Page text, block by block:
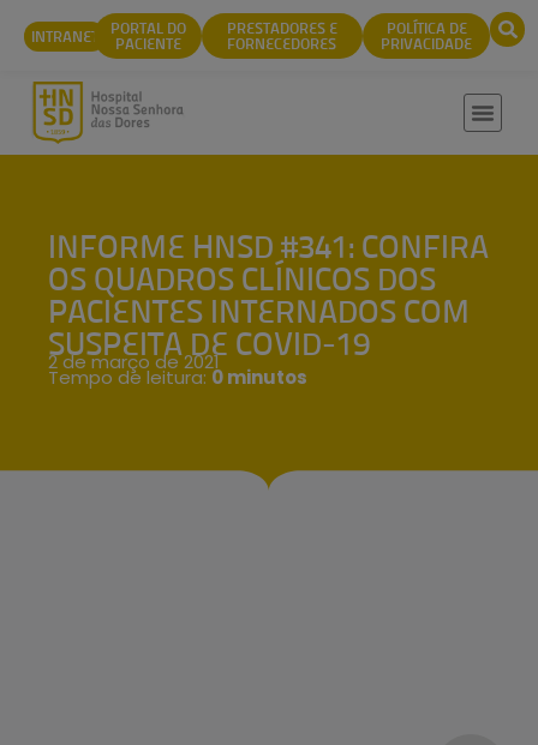
conteúdo
INTRANET PORTAL DO
PACIENTE
PRESTADORES E
FORNECEDORES
POLÍTICA DE
PRIVACIDADE
INFORME HNSD #341: CONFIRA
OS QUADROS CLÍNICOS DOS
PACIENTES INTERNADOS COM
SUSPEITA DE COVID-19
2 de março de 2021
Tempo de leitura: 0 minutos